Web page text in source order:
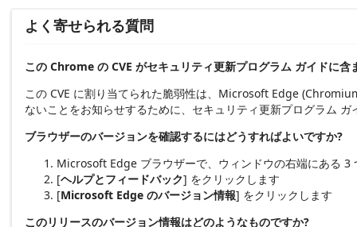
よく寄せられる質問
この Chrome の CVE がセキュリティ更新プログラム ガイドに含
この CVE に割り当てられた脆弱性は、Microsoft Edge
ないことをお知らせするために、セキュリティ更新プログラム
ブラウザーのバージョンを確認するにはどうすればよいですか?
Microsoft Edge ブラウザーで、ウィンドウの右端にある 3
[ヘルプとフィードバック] をクリックします
[Microsoft Edge のバージョン情報] をクリックします
このリリースのバージョン情報はどのようなものですか?